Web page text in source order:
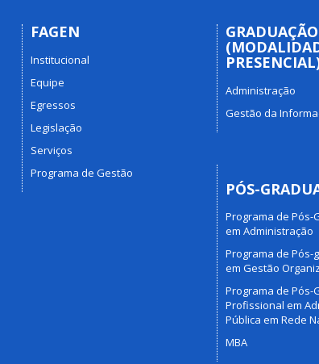
FAGEN
Institucional
Equipe
Egressos
Legislação
Serviços
Programa de Gestão
GRADUAÇÃO
Administração
Gestão da
PÓS-
Programa de Pós-
em Administração
Programa de Pós-
em Gestão
Programa de Pós-
Profissional em
Pública em Rede
MBA